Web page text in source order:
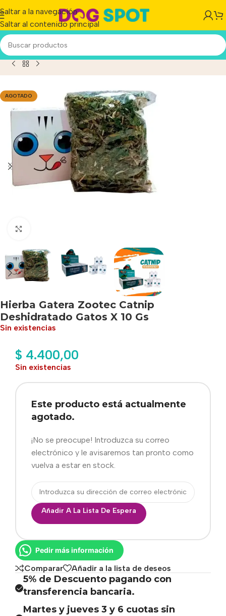
Saltar a la navegación
Saltar al contenido principal
Gatera Zootec Catnip Deshidratado Gatos X 10 Gs
AGOTADO
Hierba Gatera Zootec Catnip
Deshidratado Gatos X 10 Gs
Sin existencias
$ 4.400,00
Sin existencias
Este producto está actualmente
agotado.
¡No se preocupe! Introduzca su correo
electrónico y le avisaremos tan pronto como
vuelva a estar en stock.
Añadir A La Lista De Espera
Pedir más información
Comparar Añadir a la lista de deseos
5% de Descuento pagando con
transferencia bancaria.
Martes y jueves 3 y 6 cuotas sin